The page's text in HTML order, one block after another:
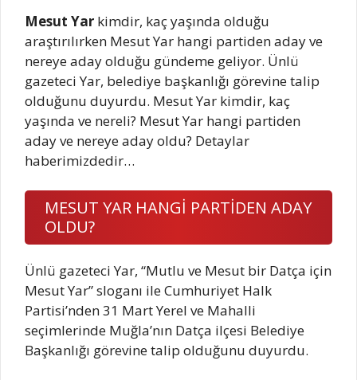
Mesut Yar kimdir, kaç yaşında olduğu
araştırılırken Mesut Yar hangi partiden aday ve
nereye aday olduğu gündeme geliyor. Ünlü
gazeteci Yar, belediye başkanlığı görevine talip
olduğunu duyurdu. Mesut Yar kimdir, kaç
yaşında ve nereli? Mesut Yar hangi partiden
aday ve nereye aday oldu? Detaylar
haberimizdedir…
MESUT YAR HANGİ PARTİDEN ADAY
OLDU?
Ünlü gazeteci Yar, “Mutlu ve Mesut bir Datça için
Mesut Yar” sloganı ile Cumhuriyet Halk
Partisi’nden 31 Mart Yerel ve Mahalli
seçimlerinde Muğla’nın Datça ilçesi Belediye
Başkanlığı görevine talip olduğunu duyurdu.